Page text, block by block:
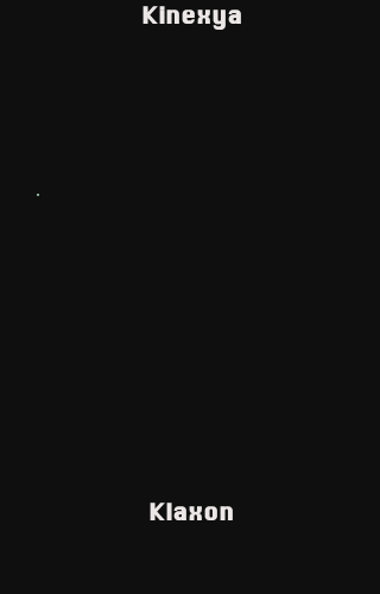
Kinexya
Klaxon